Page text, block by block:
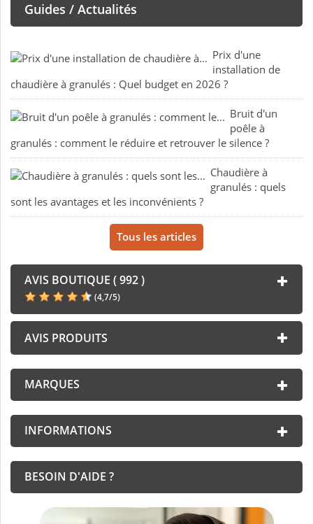
Guides / Actualités
Prix d'une
installation de
chaudière à granulés : Quel budget en 2026 ?
Bruit d'un
poêle à
granulés : comment le réduire et retrouver le silence ?
Chaudière à
granulés : quels
sont les avantages et les inconvénients ?
Tous les articles
AVIS BOUTIQUE ( 992 )
(4,7/5)
AVIS PRODUITS
MARQUES
INFORMATIONS
BESOIN D'AIDE ?